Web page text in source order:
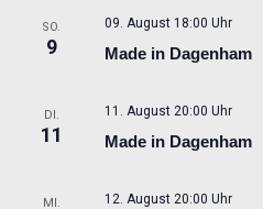
SO.
9 Made in Dagenham
09. August 18:00 Uhr
DI.
11 Made in Dagenham
11. August 20:00 Uhr
MI. 12. August 20:00 Uhr